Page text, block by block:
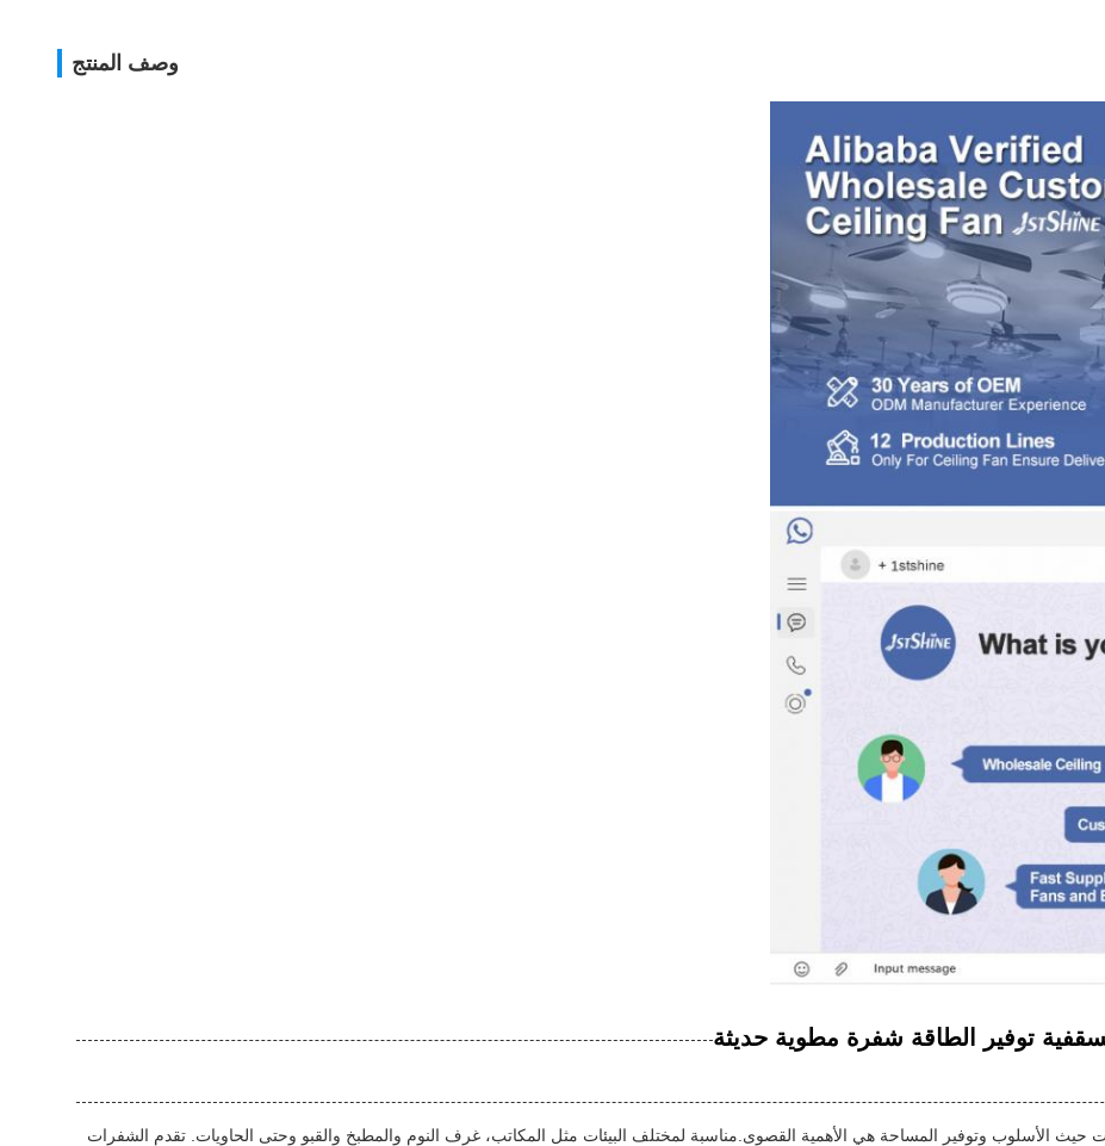
وصف المنتج
حيث الأسلوب وتوفير المساحة هي الأهمية القصوى.مناسبة لمختلف البيئات مثل المكاتب، غرف النوم والمطبخ والقبو وحتى الحاويات. تقدم الشفرات